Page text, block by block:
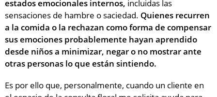
estados emocionales internos, incluidas las
sensaciones de hambre o saciedad. Quienes recurren
a la comida o la rechazan como forma de compensar
sus emociones probablemente hayan aprendido
desde niños a minimizar, negar o no mostrar ante
otras personas lo que están sintiendo.
Es por ello que, personalmente, cuando un cliente en